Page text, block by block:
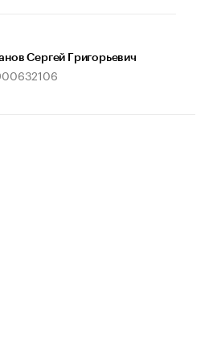
Сергей Григорьевич